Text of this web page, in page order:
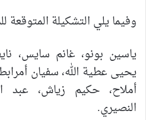
وفيما يلي التشكيلة
ياسين بونو، غانم سايس،
يحيى عطية الله، سفيان
أملاح، حكيم زياش، عبد
النصيري.